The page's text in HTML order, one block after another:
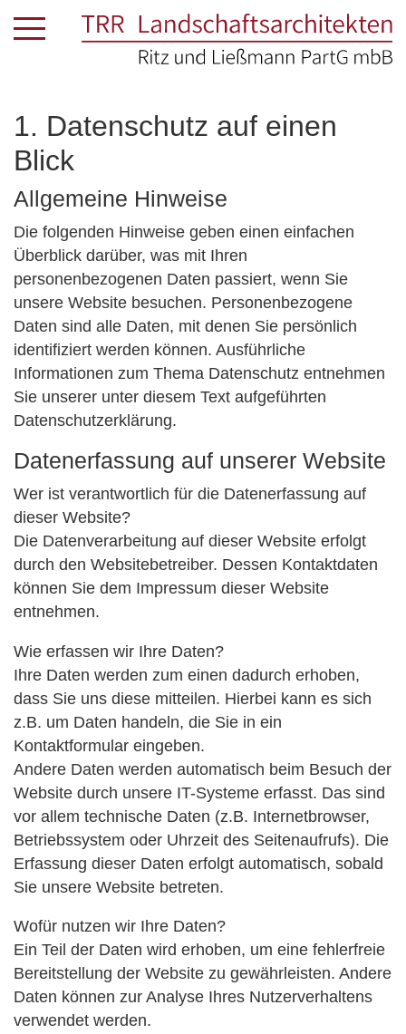
1. Datenschutz auf einen
Blick
Allgemeine Hinweise
Die folgenden Hinweise geben einen einfachen
Überblick darüber, was mit Ihren
personenbezogenen Daten passiert, wenn Sie
unsere Website besuchen. Personenbezogene
Daten sind alle Daten, mit denen Sie persönlich
identifiziert werden können. Ausführliche
Informationen zum Thema Datenschutz entnehmen
Sie unserer unter diesem Text aufgeführten
Datenschutzerklärung.
Datenerfassung auf unserer Website
Wer ist verantwortlich für die Datenerfassung auf
dieser Website?
Die Datenverarbeitung auf dieser Website erfolgt
durch den Websitebetreiber. Dessen Kontaktdaten
können Sie dem Impressum dieser Website
entnehmen.
Wie erfassen wir Ihre Daten?
Ihre Daten werden zum einen dadurch erhoben,
dass Sie uns diese mitteilen. Hierbei kann es sich
z.B. um Daten handeln, die Sie in ein
Kontaktformular eingeben.
Andere Daten werden automatisch beim Besuch der
Website durch unsere IT-Systeme erfasst. Das sind
vor allem technische Daten (z.B. Internetbrowser,
Betriebssystem oder Uhrzeit des Seitenaufrufs). Die
Erfassung dieser Daten erfolgt automatisch, sobald
Sie unsere Website betreten.
Wofür nutzen wir Ihre Daten?
Ein Teil der Daten wird erhoben, um eine fehlerfreie
Bereitstellung der Website zu gewährleisten. Andere
Daten können zur Analyse Ihres Nutzerverhaltens
verwendet werden.